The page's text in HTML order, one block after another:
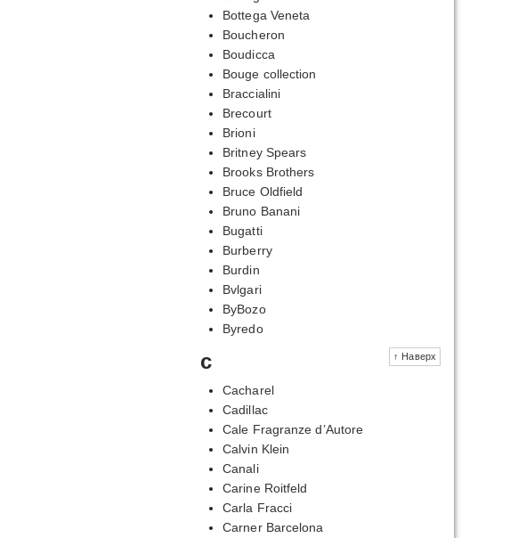
Bottega Veneta
Boucheron
Boudicca
Bouge collection
Braccialini
Brecourt
Brioni
Britney Spears
Brooks Brothers
Bruce Oldfield
Bruno Banani
Bugatti
Burberry
Burdin
Bvlgari
ByBozo
Byredo
↑ Наверх
c
Cacharel
Cadillac
Cale Fragranze d’Autore
Calvin Klein
Canali
Carine Roitfeld
Carla Fracci
Carner Barcelona